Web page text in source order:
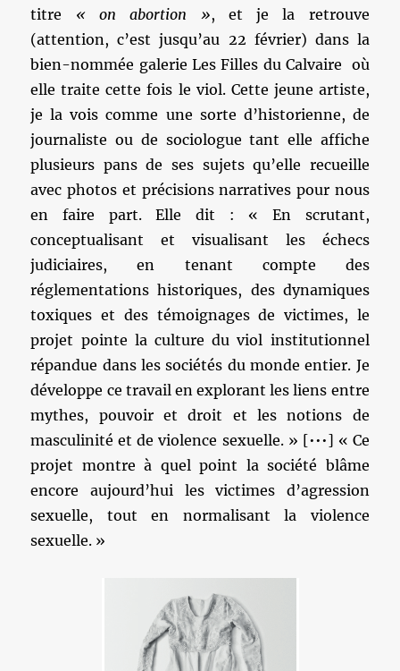
titre « on abortion », et je la retrouve
(attention, c’est jusqu’au 22 février) dans la
bien-nommée galerie Les Filles du Calvaire où
elle traite cette fois le viol. Cette jeune artiste,
je la vois comme une sorte d’historienne, de
journaliste ou de sociologue tant elle affiche
plusieurs pans de ses sujets qu’elle recueille
avec photos et précisions narratives pour nous
en faire part. Elle dit : « En scrutant,
conceptualisant et visualisant les échecs
judiciaires, en tenant compte des
réglementations historiques, des dynamiques
toxiques et des témoignages de victimes, le
projet pointe la culture du viol institutionnel
répandue dans les sociétés du monde entier. Je
développe ce travail en explorant les liens entre
mythes, pouvoir et droit et les notions de
masculinité et de violence sexuelle. » [•••] « Ce
projet montre à quel point la société blâme
encore aujourd’hui les victimes d’agression
sexuelle, tout en normalisant la violence
sexuelle. »